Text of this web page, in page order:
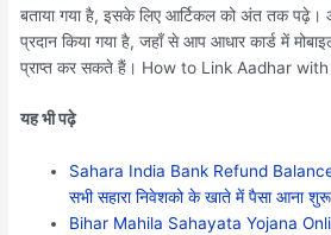
बताया गया है, इसके लिए आर्टिकल को अंत तक
प्रदान किया गया है, जहाँ से आप आधार कार्ड में
प्राप्त कर सकते हैं। How to Link Aadhar
यह भी पढ़े
Sahara India Bank Refund
सभी सहारा निवेशको के खाते में पैसा आना शुरू
Bihar Mahila Sahayata Yojana